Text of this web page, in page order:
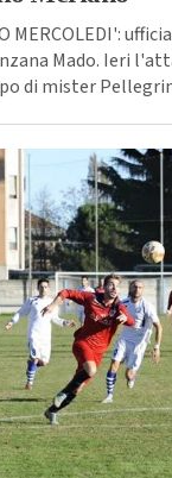
MERCOLEDI':
Mado. Ieri
di mister